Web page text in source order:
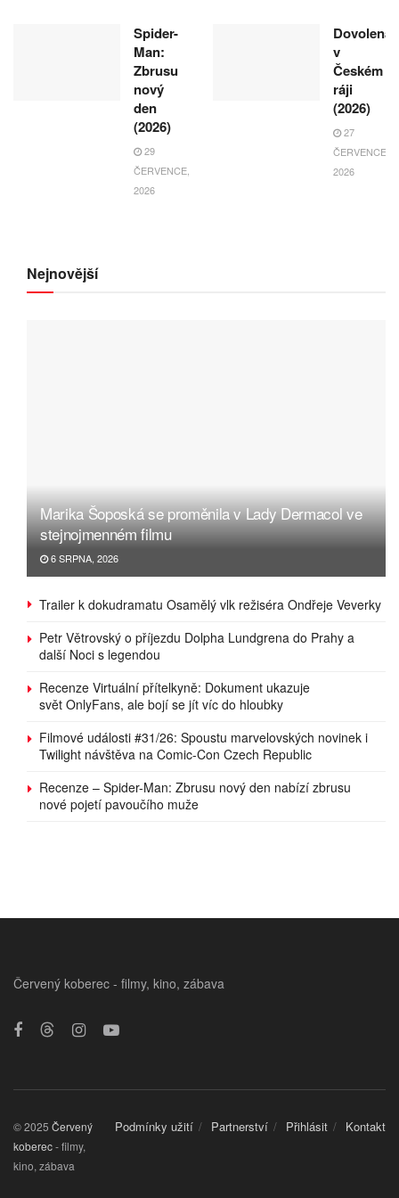
Spider-
Man:
Zbrusu
nový
den
(2026)
29
ČERVENCE,
2026
Dovolená
v
Českém
ráji
(2026)
27
ČERVENCE,
2026
Nejnovější
Marika Šoposká se proměnila v Lady Dermacol ve
stejnojmenném filmu
6 SRPNA, 2026
Trailer k dokudramatu Osamělý vlk režiséra Ondřeje Veverky
Petr Větrovský o příjezdu Dolpha Lundgrena do Prahy a
další Noci s legendou
Recenze Virtuální přítelkyně: Dokument ukazuje
svět OnlyFans, ale bojí se jít víc do hloubky
Filmové události #31/26: Spoustu marvelovských novinek i
Twilight návštěva na Comic-Con Czech Republic
Recenze – Spider-Man: Zbrusu nový den nabízí zbrusu
nové pojetí pavoučího muže
Červený koberec - filmy, kino, zábava
Podmínky užití Partnerství Přihlásit Kontakt
© 2025 Červený
koberec- filmy,
kino, zábava